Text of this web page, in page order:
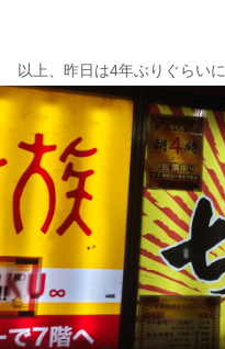
以上、昨日は4年ぶりぐらいに